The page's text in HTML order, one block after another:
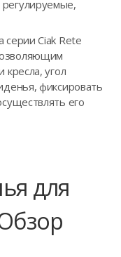
серии Ciak Rete
кресла, угол
фиксировать
его
для